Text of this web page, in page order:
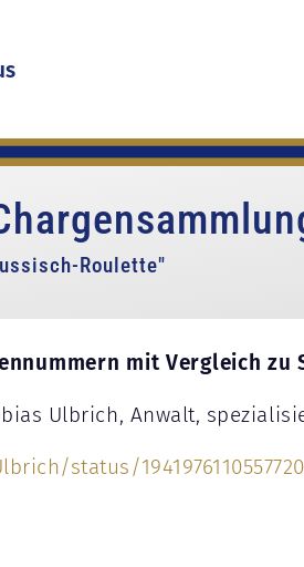
Roulette"
mit Vergleich zu
Ulbrich, Anwalt,
status/